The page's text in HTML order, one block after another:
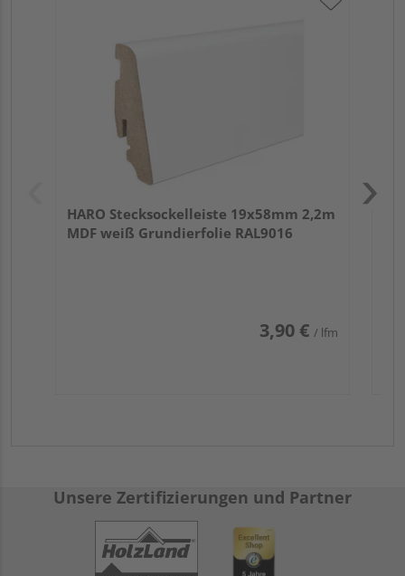
HARO Stecksockelleiste 19x58mm 2,2m
MDF weiß Grundierfolie RAL9016
3,90 € / lfm
Unsere Zertifizierungen und Partner